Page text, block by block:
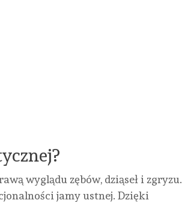
wyglądu zębów, dziąseł i zgryzu.
jamy ustnej. Dzięki